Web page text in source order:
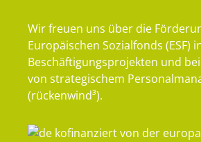
Wir freuen uns über die
Europäischen Sozialfonds (ESF)
Beschäftigungsprojekten und
von strategischem
(rückenwind³).